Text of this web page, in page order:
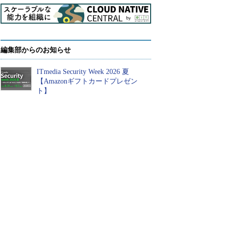
編集部からのお知らせ
ITmedia Security Week 2026 夏
【Amazonギフトカードプレゼン
ト】